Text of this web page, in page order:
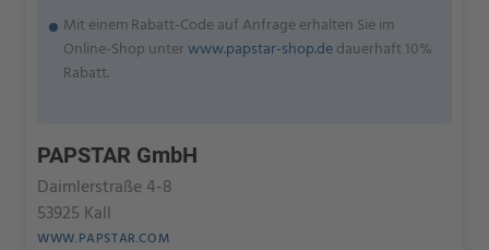
Mit einem Rabatt-Code auf Anfrage erhalten Sie im
Online-Shop unterwww.papstar-shop.dedauerhaft 10%
Rabatt.
PAPSTAR GmbH
Daimlerstraße 4-8
53925 Kall
WWW.PAPSTAR.COM